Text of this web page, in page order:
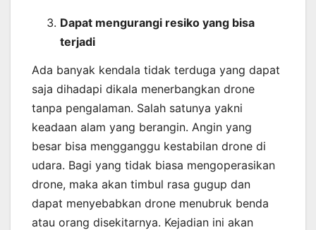
Dapat mengurangi resiko yang bisa
terjadi
Ada banyak kendala tidak terduga yang dapat
saja dihadapi dikala menerbangkan drone
tanpa pengalaman. Salah satunya yakni
keadaan alam yang berangin. Angin yang
besar bisa mengganggu kestabilan drone di
udara. Bagi yang tidak biasa mengoperasikan
drone, maka akan timbul rasa gugup dan
dapat menyebabkan drone menubruk benda
atau orang disekitarnya. Kejadian ini akan